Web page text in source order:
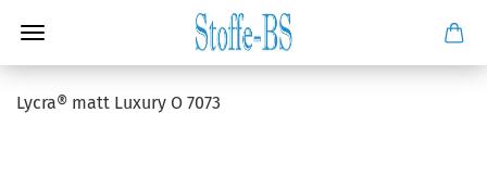
Lycra® matt Luxury O 7073